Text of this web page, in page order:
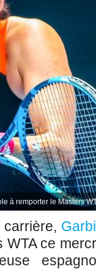
à remporter le Masters
WTA ce